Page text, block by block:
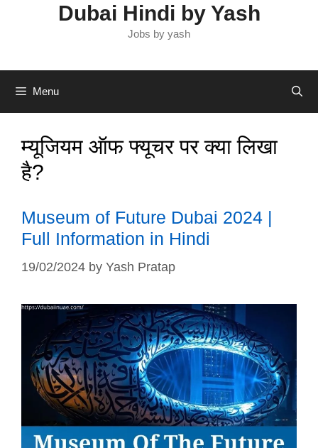
Dubai Hindi by Yash
Jobs by yash
Menu
म्यूजियम ऑफ फ्यूचर पर क्या लिखा
है?
Museum of Future Dubai 2024 |
Full Information in Hindi
19/02/2024 by Yash Pratap